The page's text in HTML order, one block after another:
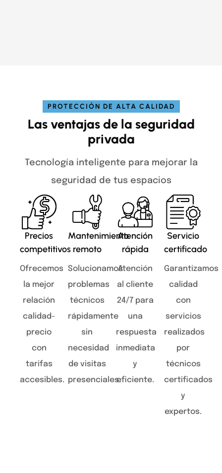
PROTECCIÓN DE ALTA CALIDAD
Las ventajas de la seguridad
privada
Tecnología inteligente para mejorar la
seguridad de tus espacios
Precios
competitivos
Ofrecemos
la mejor
relación
calidad-
precio
con
tarifas
accesibles.
Mantenimiento
remoto
Solucionamos
problemas
técnicos
rápidamente
sin
necesidad
de visitas
presenciales.
Atención
rápida
Atención
al cliente
24/7 para
una
respuesta
inmediata
y
eficiente.
Servicio
certificado
Garantizamos
calidad
con
servicios
realizados
por
técnicos
certificados
y
expertos.